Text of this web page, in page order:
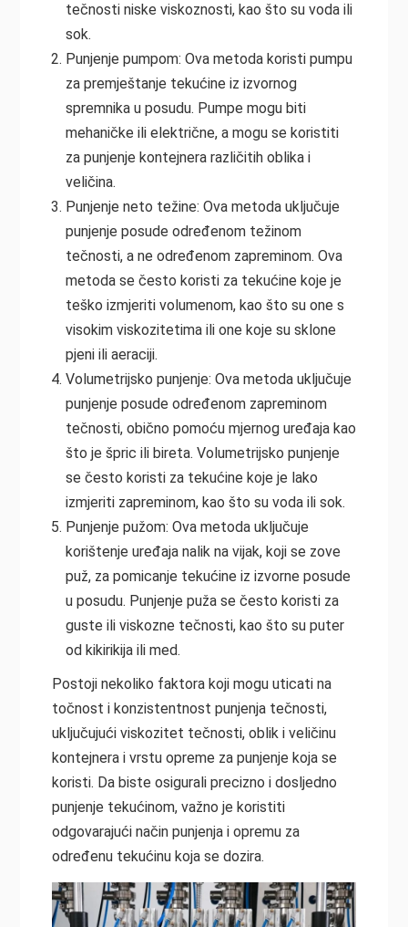
tečnosti niske viskoznosti, kao što su voda ili
sok.
Punjenje pumpom: Ova metoda koristi pumpu
za premještanje tekućine iz izvornog
spremnika u posudu. Pumpe mogu biti
mehaničke ili električne, a mogu se koristiti
za punjenje kontejnera različitih oblika i
veličina.
Punjenje neto težine: Ova metoda uključuje
punjenje posude određenom težinom
tečnosti, a ne određenom zapreminom. Ova
metoda se često koristi za tekućine koje je
teško izmjeriti volumenom, kao što su one s
visokim viskozitetima ili one koje su sklone
pjeni ili aeraciji.
Volumetrijsko punjenje: Ova metoda uključuje
punjenje posude određenom zapreminom
tečnosti, obično pomoću mjernog uređaja kao
što je špric ili bireta. Volumetrijsko punjenje
se često koristi za tekućine koje je lako
izmjeriti zapreminom, kao što su voda ili sok.
Punjenje pužom: Ova metoda uključuje
korištenje uređaja nalik na vijak, koji se zove
puž, za pomicanje tekućine iz izvorne posude
u posudu. Punjenje puža se često koristi za
guste ili viskozne tečnosti, kao što su puter
od kikirikija ili med.
Postoji nekoliko faktora koji mogu uticati na
točnost i konzistentnost punjenja tečnosti,
uključujući viskozitet tečnosti, oblik i veličinu
kontejnera i vrstu opreme za punjenje koja se
koristi. Da biste osigurali precizno i dosljedno
punjenje tekućinom, važno je koristiti
odgovarajući način punjenja i opremu za
određenu tekućinu koja se dozira.